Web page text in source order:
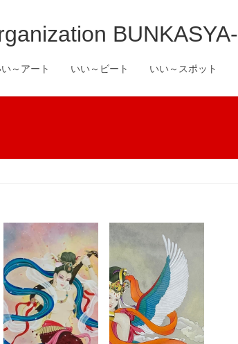
BUNKASYA-
～アート いい～ビート いい～スポット